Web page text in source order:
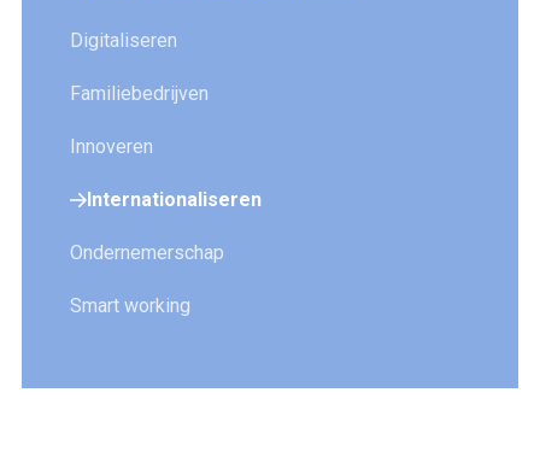
Digitaliseren
Familiebedrijven
Innoveren
Internationaliseren
Ondernemerschap
Smart working